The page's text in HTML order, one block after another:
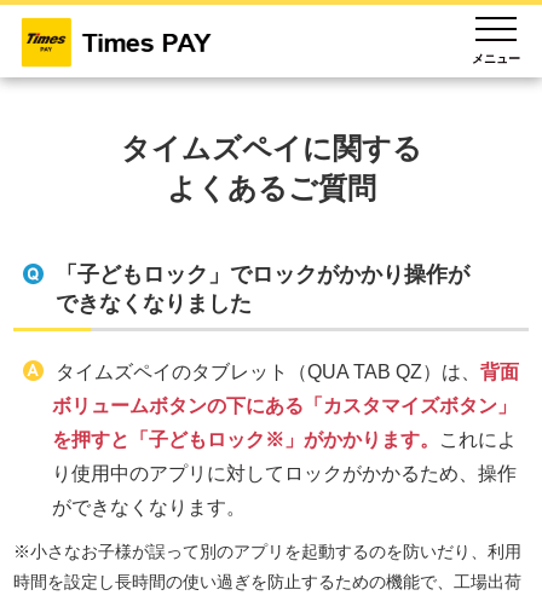
メニュー
タイムズペイに関する
よくあるご質問
「子どもロック」でロックがかかり操作が
できなくなりました
タイムズペイのタブレット（QUA TAB QZ）は、背面
ボリュームボタンの下にある「カスタマイズボタン」
を押すと「子どもロック※」がかかります。
これによ
り使用中のアプリに対してロックがかかるため、操作
ができなくなります。
※小さなお子様が誤って別のアプリを起動するのを防いだり、利用
時間を設定し長時間の使い過ぎを防止するための機能で、工場出荷